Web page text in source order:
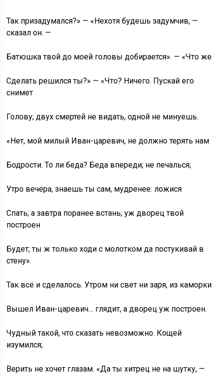
Так призадумался?» — «Нехотя будешь задумчив, —
сказал он. —
Батюшка твой до моей головы добирается». — «Что же
Сделать решился ты?» — «Что? Ничего. Пускай его
снимет
Голову; двух смертей не видать, одной не минуешь.
«Нет, мой милый Иван-царевич, не должно терять нам
Бодрости. То ли беда? Беда впереди; не печалься;
Утро вечера, знаешь ты сам, мудренее: ложися
Спать; а завтра поранее встань; уж дворец твой
построен
Будет; ты ж только ходи с молотком да постукивай в
стену».
Так всё и сделалось. Утром ни свет ни заря, из каморки
Вышел Иван-царевич… глядит, а дворец уж построен.
Чудный такой, что сказать невозможно. Кощей
изумился;
Верить не хочет глазам. «Да ты хитрец не на шутку, —